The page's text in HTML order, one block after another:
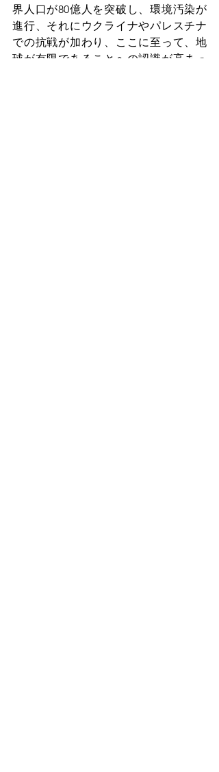
界人口が80億人を突破し、環境汚染が
進行、それにウクライナやパレスチナ
での抗戦が加わり、ここに至って、地
球が有限であることへの認識が高まっ